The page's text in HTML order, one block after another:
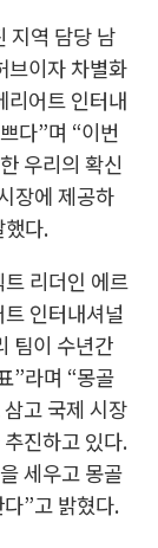
지역 담당 남
브이자 차별화
리어트 인터내
다”며 “이번
우리의 확신
장에 제공하
다.
리더인 에르
인터내셔널
팀이 수년간
”라며 “몽골
고 국제 시장
진하고 있다.
세우고 몽골
”고 밝혔다.